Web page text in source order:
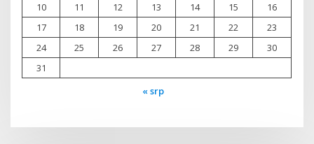
10
11 12 13 14 15
16
17
18 19 20 21 22
23
24
25 26 27 28 29
30
31
« srp